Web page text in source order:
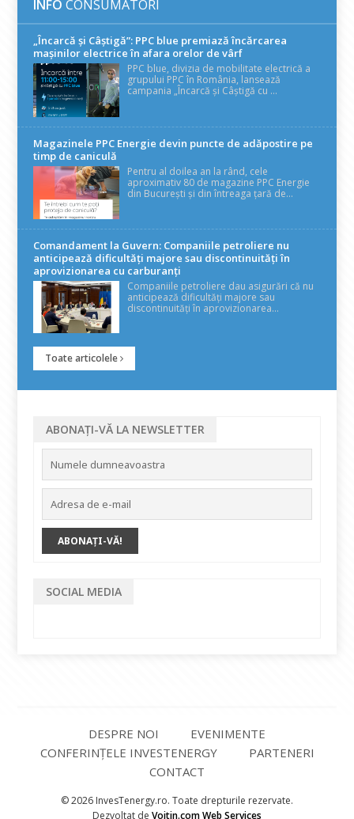
INFO CONSUMATORI
„Încarcă și Câștigă”: PPC blue premiază încărcarea
mașinilor electrice în afara orelor de vârf
PPC blue, divizia de mobilitate electrică a
grupului PPC în România, lansează
campania „Încarcă și Câștigă cu ...
Magazinele PPC Energie devin puncte de adăpostire pe
timp de caniculă
Pentru al doilea an la rând, cele
aproximativ 80 de magazine PPC Energie
din București și din întreaga țară de...
Comandament la Guvern: Companiile petroliere nu
anticipează dificultăți majore sau discontinuități în
aprovizionarea cu carburanți
Companiile petroliere dau asigurări că nu
anticipează dificultăți majore sau
discontinuități în aprovizionarea...
Toate articolele
ABONAȚI-VĂ LA NEWSLETTER
SOCIAL MEDIA
DESPRE NOI
EVENIMENTE
CONFERINȚELE INVESTENERGY
PARTENERI
CONTACT
© 2026 InvesTenergy.ro. Toate drepturile rezervate.
Dezvoltat de Voitin.com Web Services